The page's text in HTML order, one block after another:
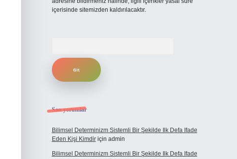
içerisinde sitemizden kaldırılacaktır.
Son yorumlar
Bilimsel Determinizm Sistemli Bir Şekilde Ilk Defa Ifade
Eden Kişi Kimdiriçin admin
Bilimsel Determinizm Sistemli Bir Şekilde Ilk Defa Ifade